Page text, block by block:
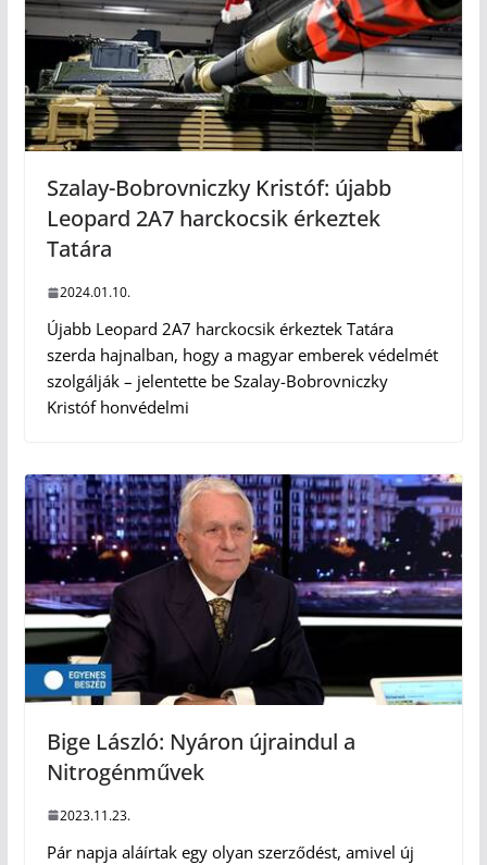
Szalay-Bobrovniczky Kristóf: újabb
Leopard 2A7 harckocsik érkeztek
Tatára
2024.01.10.
Újabb Leopard 2A7 harckocsik érkeztek Tatára
szerda hajnalban, hogy a magyar emberek védelmét
szolgálják – jelentette be Szalay-Bobrovniczky
Kristóf honvédelmi
Bige László: Nyáron újraindul a
Nitrogénművek
2023.11.23.
Pár napja aláírtak egy olyan szerződést, amivel új